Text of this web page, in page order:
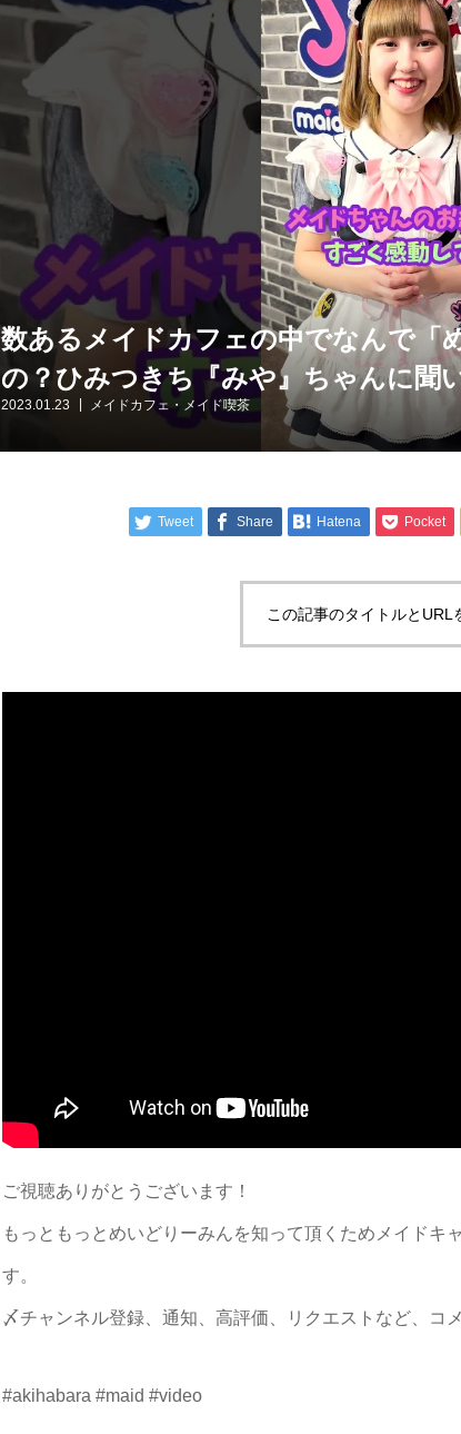
数あるメイドカフェの中でなんで「
の？ひみつきち『みや』ちゃんに聞
2023.01.23 メイドカフェ・メイド喫茶
Tweet Share Hatena Pocket
この記事のタイトルとURL
ご視聴ありがとうございます！
もっともっとめいどりーみんを知って頂くためメイドキ
す。
〆チャンネル登録、通知、高評価、リクエストなど、コ
#akihabara #maid #video